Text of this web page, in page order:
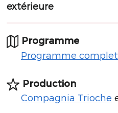
extérieure
Programme
Programme
Production
Compagnia Trioche